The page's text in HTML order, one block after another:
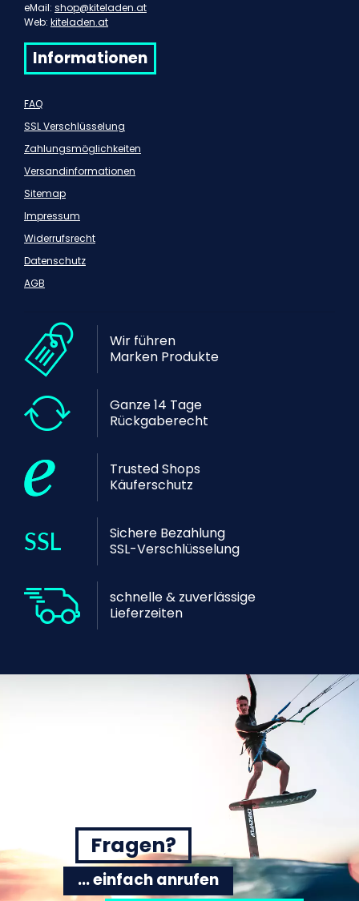
eMail: shop@kiteladen.at
Web: kiteladen.at
Informationen
FAQ
SSL Verschlüsselung
Zahlungsmöglichkeiten
Versandinformationen
Sitemap
Impressum
Widerrufsrecht
Datenschutz
AGB
Wir führen
Marken Produkte
Ganze 14 Tage
Rückgaberecht
Trusted Shops
Käuferschutz
Sichere Bezahlung
SSL-Verschlüsselung
schnelle & zuverlässige
Lieferzeiten
Fragen?
... einfach anrufen